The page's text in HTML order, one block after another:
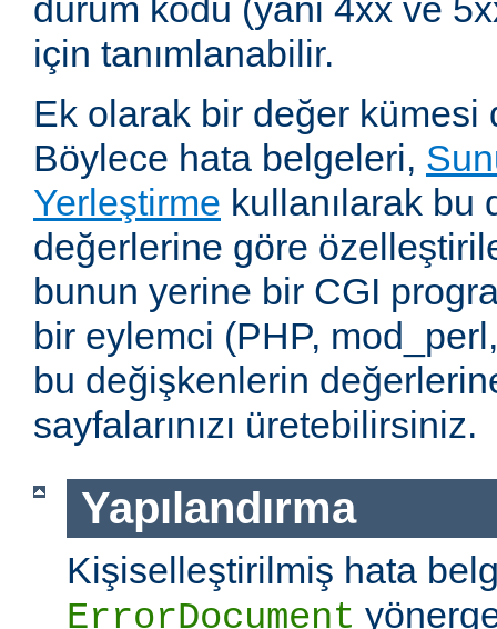
durum kodu (yani 4xx ve
için tanımlanabilir.
Ek olarak bir değer kümesi
Böylece hata belgeleri,
Yerleştirme kullanılarak bu
değerlerine göre
bunun yerine bir CGI
bir eylemci (PHP,
bu değişkenlerin
sayfalarınızı üretebilirsiniz.
Yapılandırma
Kişiselleştirilmiş hata
ErrorDocument